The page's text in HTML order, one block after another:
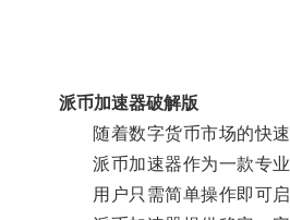
派币加速器破解版
随着数字货币市场的快速
派币加速器作为一款专业
用户只需简单操作即可启